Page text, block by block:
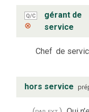
Q/C
⊗
gérant de
service
Chef de
hors service